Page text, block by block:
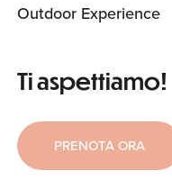
Outdoor Experience
Ti aspettiamo!
PRENOTA ORA